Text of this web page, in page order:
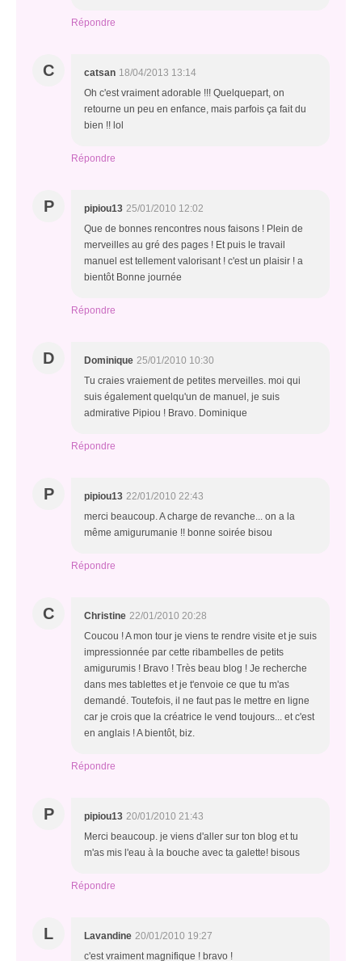
Répondre
C catsan 18/04/2013 13:14
Oh c'est vraiment adorable !!! Quelquepart, on
retourne un peu en enfance, mais parfois ça fait du
bien !! lol
Répondre
P pipiou13 25/01/2010 12:02
Que de bonnes rencontres nous faisons ! Plein de
merveilles au gré des pages ! Et puis le travail
manuel est tellement valorisant ! c'est un plaisir ! a
bientôt Bonne journée
Répondre
D Dominique 25/01/2010 10:30
Tu craies vraiement de petites merveilles. moi qui
suis également quelqu'un de manuel, je suis
admirative Pipiou ! Bravo. Dominique
Répondre
P pipiou13 22/01/2010 22:43
merci beaucoup. A charge de revanche... on a la
même amigurumanie !! bonne soirée bisou
Répondre
C Christine 22/01/2010 20:28
Coucou ! A mon tour je viens te rendre visite et je suis
impressionnée par cette ribambelles de petits
amigurumis ! Bravo ! Très beau blog ! Je recherche
dans mes tablettes et je t'envoie ce que tu m'as
demandé. Toutefois, il ne faut pas le mettre en ligne
car je crois que la créatrice le vend toujours... et c'est
en anglais ! A bientôt, biz.
Répondre
P pipiou13 20/01/2010 21:43
Merci beaucoup. je viens d'aller sur ton blog et tu
m'as mis l'eau à la bouche avec ta galette! bisous
Répondre
L Lavandine 20/01/2010 19:27
c'est vraiment magnifique ! bravo !